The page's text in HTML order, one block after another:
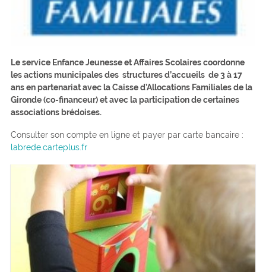
Le service Enfance Jeunesse et Affaires Scolaires coordonne
les actions municipales des structures d’accueils de 3 à 17
ans en partenariat avec la Caisse d’Allocations Familiales de la
Gironde (co-financeur) et avec la participation de certaines
associations brédoises.
Consulter son compte en ligne et payer par carte bancaire :
labrede.carteplus.fr